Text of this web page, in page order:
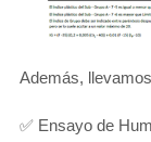
Además,
✅ Ensayo de